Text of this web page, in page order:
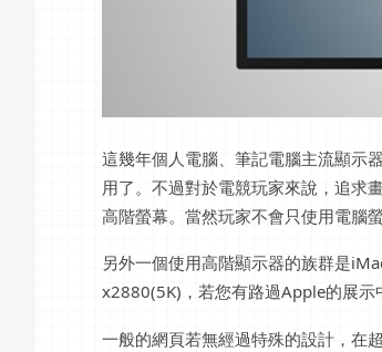
這幾年個人電腦、筆記電腦主流顯示
用了。不過對於電競玩家來說，追求
高階螢幕。當然玩家不會只使用電腦
另外一個使用高階顯示器的族群是
x2880(5K)，若您有路過Apple的展示
一般的網頁若無經過特殊的設計，在